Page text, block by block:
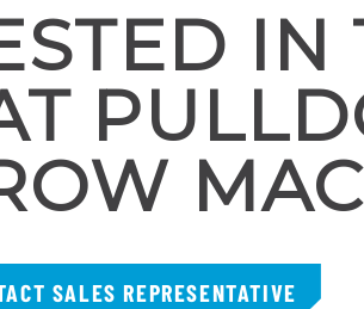
IN
SALES REPRESENTATIVE